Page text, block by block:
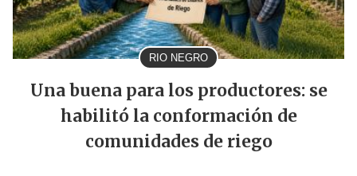
RIO NEGRO
Una buena para los productores: se
habilitó la conformación de
comunidades de riego